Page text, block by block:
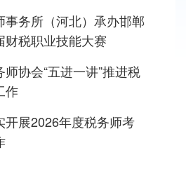
事务所（河北）承办邯郸
财税职业技能大赛
协会“五进一讲”推进税
作
开展2026年度税务师考